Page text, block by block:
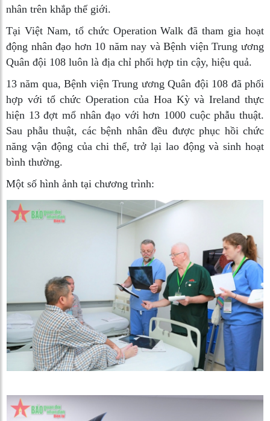
nhân trên khắp thế giới.
Tại Việt Nam, tổ chức Operation Walk đã tham gia hoạt
động nhân đạo hơn 10 năm nay và Bệnh viện Trung ương
Quân đội 108 luôn là địa chỉ phối hợp tin cậy, hiệu quả.
13 năm qua, Bệnh viện Trung ương Quân đội 108 đã phối
hợp với tổ chức Operation của Hoa Kỳ và Ireland thực
hiện 13 đợt mổ nhân đạo với hơn 1000 cuộc phẫu thuật.
Sau phẫu thuật, các bệnh nhân đều được phục hồi chức
năng vận động của chi thể, trở lại lao động và sinh hoạt
bình thường.
Một số hình ảnh tại chương trình: